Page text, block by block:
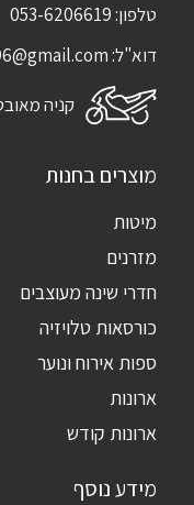
טלפון:053-6206619
דוא"ל:
קניה
מוצרים בחנות
מיטות
מזרנים
חדרי שינה מעוצבים
כורסאות טלויזיה
ספות אירוח ונוער
ארונות
ארונות קודש
מידע נוסף